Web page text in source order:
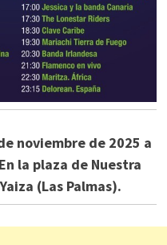
noviembre de 2025 a
la plaza de Nuestra
(Las Palmas).